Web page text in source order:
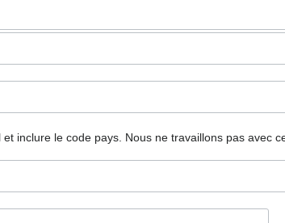
inclure le code pays. Nous ne travaillons pas avec